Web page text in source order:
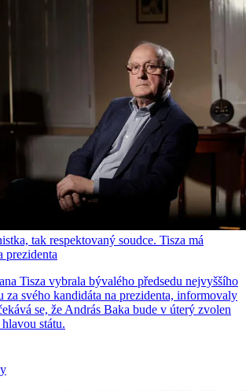
tak respektovaný soudce. Tisza má
prezidenta
Tisza vybrala bývalého předsedu nejvyššího
za svého kandidáta na prezidenta, informovaly
se, že András Baka bude v úterý zvolen
státu.